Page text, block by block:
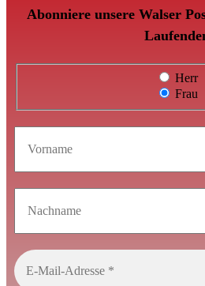
Abonniere unsere Walser
Herr
Frau